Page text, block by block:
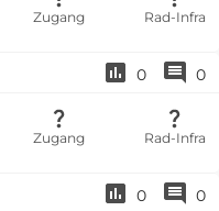
Zugang Rad-Infra
0 0
Zugang Rad-Infra
0 0